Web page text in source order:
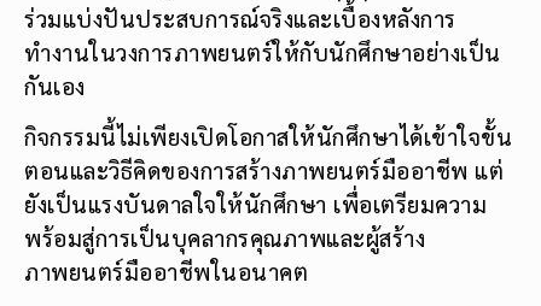
ร่วมแบ่งปันประสบการณ์จริงและเบื้องหลังการ
ทำงานในวงการภาพยนตร์ให้กับนักศึกษาอย่างเป็น
กันเอง
กิจกรรมนี้ไม่เพียงเปิดโอกาสให้นักศึกษาได้เข้าใจขั้น
ตอนและวิธีคิดของการสร้างภาพยนตร์มืออาชีพ แต่
ยังเป็นแรงบันดาลใจให้นักศึกษา เพื่อเตรียมความ
พร้อมสู่การเป็นบุคลากรคุณภาพและผู้สร้าง
ภาพยนตร์มืออาชีพในอนาคต